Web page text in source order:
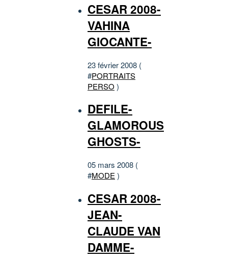
CESAR 2008-
VAHINA
GIOCANTE-
23 février 2008 (
#PORTRAITS
PERSO )
DEFILE-
GLAMOROUS
GHOSTS-
05 mars 2008 (
#MODE )
CESAR 2008-
JEAN-
CLAUDE VAN
DAMME-